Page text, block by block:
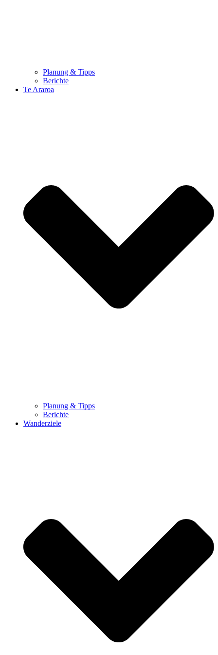
Planung & Tipps
Berichte
Te Araroa
Planung & Tipps
Berichte
Wanderziele